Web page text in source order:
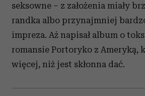
seksowne – z założenia miały
randka albo przynajmniej
impreza. Aż napisał album o
romansie Portoryko z Ameryką,
więcej, niż jest skłonna dać.